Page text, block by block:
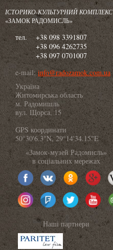
ІСТОРИКО-КУЛЬТУРНИЙ КОМПЛЕКС
«ЗАМОК РАДОМИСЛЬ»
тел.
+38 098 3391807
+38 096 4262735
+38 097 0701007
e-mail:info@radozamok.com.ua
Україна
Житомирська область
м. Радомишль
вул. Щорса, 15
GPS координати
50°30'6.3"N, 29°14'34.15"E
«Замок-музей Радомисль»
в соціальних мережах
Наші партнери